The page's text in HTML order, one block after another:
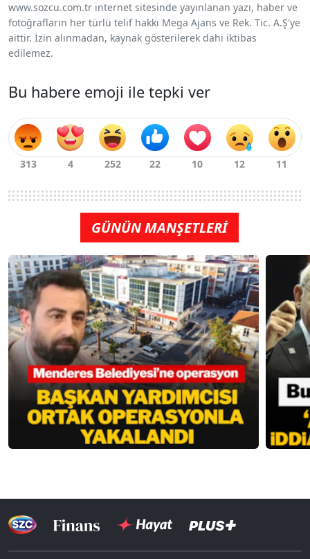
www.sozcu.com.tr internet sitesinde yayınlanan yazı, haber ve
fotoğrafların her türlü telif hakkı Mega Ajans ve Rek. Tic. A.Ş'ye
aittir. İzin alınmadan, kaynak gösterilerek dahi iktibas
edilemez.
Bu habere emoji ile tepki ver
GÜNÜN MANŞETLERİ